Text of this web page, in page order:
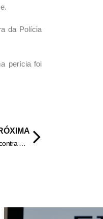
da Polícia
perícia foi